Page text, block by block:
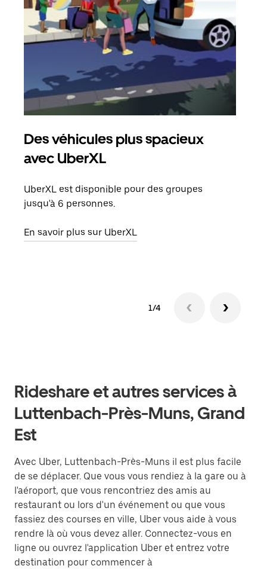
Des véhicules plus spacieux
avec UberXL
UberXL est disponible pour des groupes
jusqu'à 6 personnes.
En savoir plus sur UberXL
1/4
Rideshare et autres services à
Luttenbach-Près-Muns, Grand
Est
Avec Uber, Luttenbach-Près-Muns il est plus facile
de se déplacer. Que vous vous rendiez à la gare ou à
l'aéroport, que vous rencontriez des amis au
restaurant ou lors d'un événement ou que vous
fassiez des courses en ville, Uber vous aide à vous
rendre là où vous devez aller. Connectez-vous en
ligne ou ouvrez l'application Uber et entrez votre
destination pour commencer à